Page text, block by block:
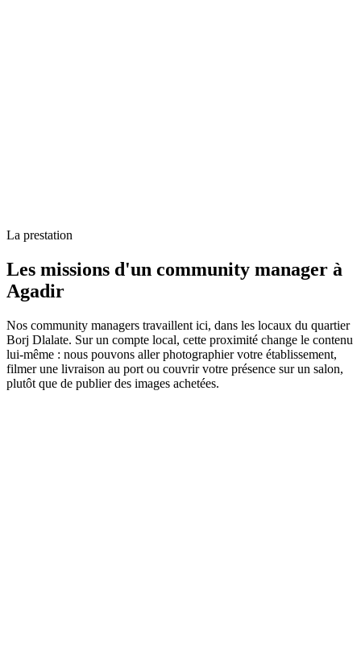
La prestation
Les missions d'un community manager à
Agadir
Nos community managers travaillent ici, dans les locaux du quartier
Borj Dlalate. Sur un compte local, cette proximité change le contenu
lui-même : nous pouvons aller photographier votre établissement,
filmer une livraison au port ou couvrir votre présence sur un salon,
plutôt que de publier des images achetées.